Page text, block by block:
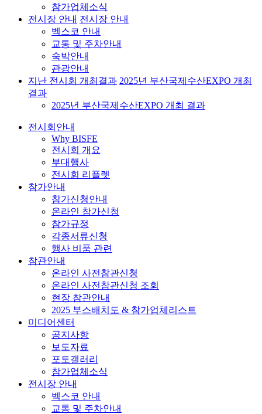
참가업체소식
전시장 안내 전시장 안내
벡스코 안내
교통 및 주차안내
숙박안내
관광안내
지난 전시회 개최결과 2025년 부산국제수산EXPO 개최
결과
2025년 부산국제수산EXPO 개최 결과
전시회안내
Why BISFE
전시회 개요
부대행사
전시회 리플렛
참가안내
참가신청안내
온라인 참가신청
참가규정
각종서류신청
행사 비품 관련
참관안내
온라인 사전참관신청
온라인 사전참관신청 조회
현장 참관안내
2025 부스배치도 & 참가업체리스트
미디어센터
공지사항
보도자료
포토갤러리
참가업체소식
전시장 안내
벡스코 안내
교통 및 주차안내